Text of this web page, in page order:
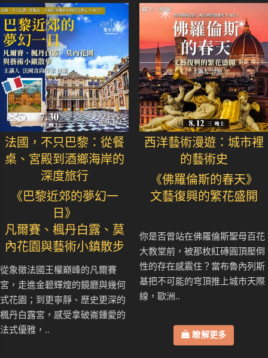
法國，不只巴黎：從餐
桌、宮殿到酒鄉海岸的
深度旅行
《巴黎近郊的夢幻一
日》
凡爾賽、楓丹白露、莫
內花園與藝術小鎮散步
從象徵法國王權巔峰的凡爾賽
宮，走進金碧輝煌的鏡廳與幾何
式花園；到更寧靜、歷史更深的
楓丹白露宮，感受拿破崙鍾愛的
法式優雅，..
西洋藝術漫遊：城市裡
的藝術史
《佛羅倫斯的春天》
文藝復興的繁花盛開
你是否曾站在佛羅倫斯聖母百花
大教堂前，被那枚紅磚圓頂壓倒
性的存在感震住？當布魯內列斯
基把不可能的穹頂推上城市天際
線，歐洲..
瞭解更多